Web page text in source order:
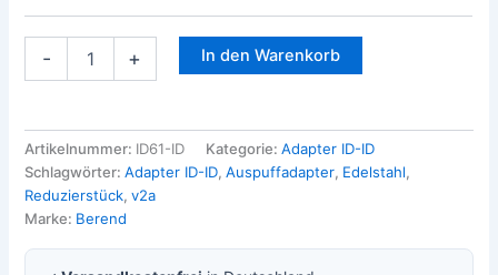
- + In den Warenkorb
Artikelnummer: ID61-ID Kategorie:Adapter ID-ID
Schlagwörter:Adapter ID-ID,Auspuffadapter, Edelstahl,
Reduzierstück,v2a
Marke: Berend